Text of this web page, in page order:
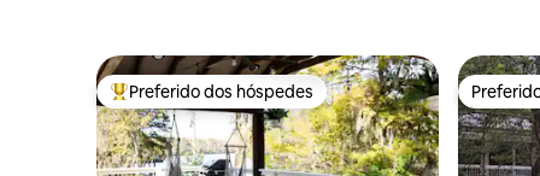
Entre os melhores preferidos dos hóspedes
Preferido dos hóspedes